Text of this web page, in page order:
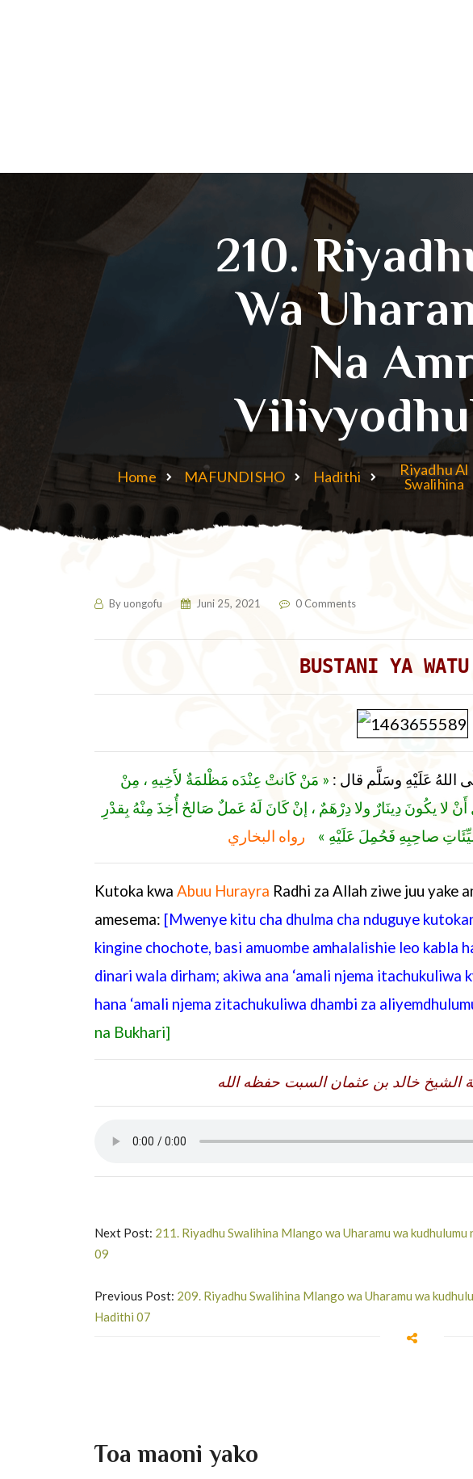
210.
Wa
Na
Home MAFUNDISHO Hadithi
Riyadhu Al
Swalihina
Byuongofu Juni 25, 2021 0 Comments
BUSTANI YA WATU
اللهُ عَلَيْهِ وسَلَّم قال : « مَنْ كَانتْ عِنْدَه مَظْلمَةٌ لأَخِيهِ ، مِنْ
لا يكُونَ دِينَارٌ ولا دِرْهَمٌ ، إنْ كَانَ لَهُ عَملٌ صَالحٌ أُخِذَ مِنْهُ بِقدْرِ
صاحِبِهِ فَحُمِلَ عَلَيْهِ »
رواه البخاري
Kutoka kwa Abuu Hurayra Radhi za Allah ziwe juu yake
amesema: [Mwenye kitu cha dhulma cha nduguye
kingine chochote, basi amuombe amhalalishie leo kabla
dinari wala dirham; akiwa ana ‘amali njema itachukuliwa
hana ‘amali njema zitachukuliwa dhambi za
na Bukhari]
خالد بن عثمان السبت حفظه الله
Next Post: 211. Riyadhu Swalihina Mlango wa Uharamu wa
09
Previous Post: 209. Riyadhu Swalihina Mlango wa Uharamu wa
Hadithi 07
Toa maoni yako